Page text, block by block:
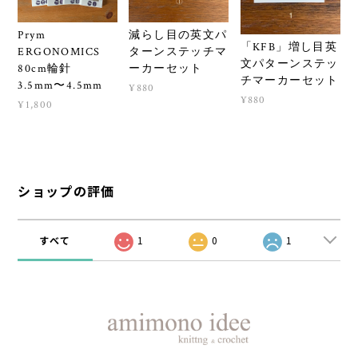
Prym
ERGONOMICS
80cm輪針
3.5mm〜4.5mm
¥1,800
減らし目の英文パ
ターンステッチマ
ーカーセット
¥880
「KFB」増し目英
文パターンステッ
チマーカーセット
¥880
ショップの評価
すべて 1 0 1